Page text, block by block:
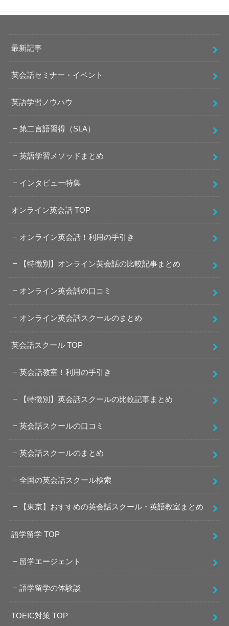
最新記事
英会話セミナー・イベント
英語学習ノウハウ
第二言語習得（SLA）
英語学習メソッドまとめ
インタビュー特集
オンライン英会話 TOP
オンライン英会話！利用の手引き
【特徴別】オンライン英会話の比較記事まとめ
オンライン英会話の口コミ
オンライン英会話スクールのまとめ
英会話スクール TOP
英会話教室！利用の手引き
【特徴別】英会話スクールの比較記事まとめ
英会話スクールの口コミ
英会話スクールのまとめ
全国の英会話スクール検索
【東京】おすすめの英会話スクール・英語教室まとめ
語学留学 TOP
留学エージェント
語学留学の体験談
TOEIC対策 TOP